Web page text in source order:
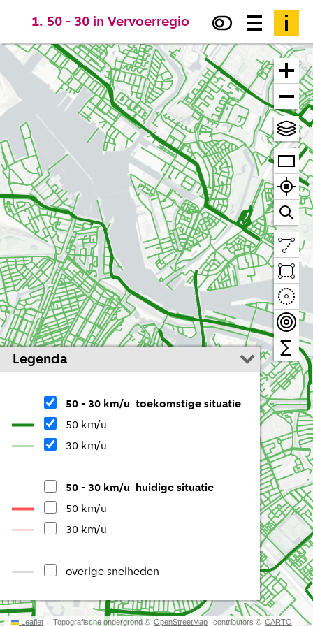
1. 50 - 30 in Vervoerregio
Legenda
50 - 30 km/u  toekomstige situatie
50 km/u
30 km/u
50 - 30 km/u  huidige situatie
50 km/u
30 km/u
overige snelheden
1 km
Leaflet | Topografische ondergrond © OpenStreetMap contributors © CARTO